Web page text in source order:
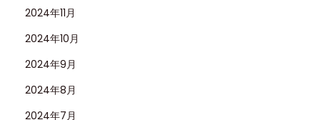
2024年11月
2024年10月
2024年9月
2024年8月
2024年7月